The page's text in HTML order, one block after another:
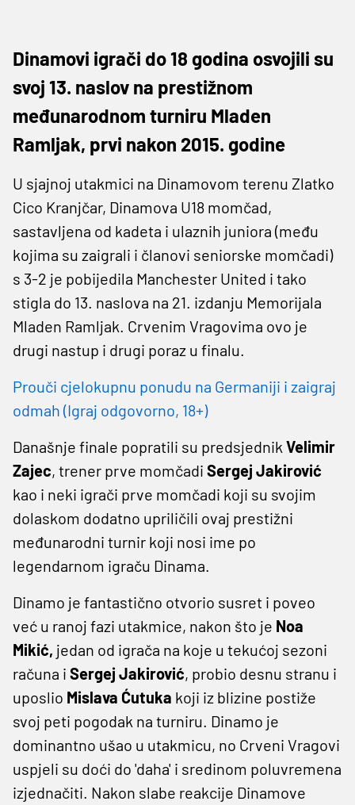
Dinamovi igrači do 18 godina osvojili su
svoj 13. naslov na prestižnom
međunarodnom turniru Mladen
Ramljak, prvi nakon 2015. godine
U sjajnoj utakmici na Dinamovom terenu Zlatko
Cico Kranjčar, Dinamova U18 momčad,
sastavljena od kadeta i ulaznih juniora (među
kojima su zaigrali i članovi seniorske momčadi)
s 3-2 je pobijedila Manchester United i tako
stigla do 13. naslova na 21. izdanju Memorijala
Mladen Ramljak. Crvenim Vragovima ovo je
drugi nastup i drugi poraz u finalu.
Prouči cjelokupnu ponudu na Germaniji i zaigraj
odmah (Igraj odgovorno, 18+)
Današnje finale popratili su predsjednik Velimir
Zajec, trener prve momčadi Sergej Jakirović
kao i neki igrači prve momčadi koji su svojim
dolaskom dodatno upriličili ovaj prestižni
međunarodni turnir koji nosi ime po
legendarnom igraču Dinama.
Dinamo je fantastično otvorio susret i poveo
već u ranoj fazi utakmice, nakon što je Noa
Mikić, jedan od igrača na koje u tekućoj sezoni
računa i Sergej Jakirović, probio desnu stranu i
uposlio Mislava Ćutuka koji iz blizine postiže
svoj peti pogodak na turniru. Dinamo je
dominantno ušao u utakmicu, no Crveni Vragovi
uspjeli su doći do 'daha' i sredinom poluvremena
izjednačiti. Nakon slabe reakcije Dinamove